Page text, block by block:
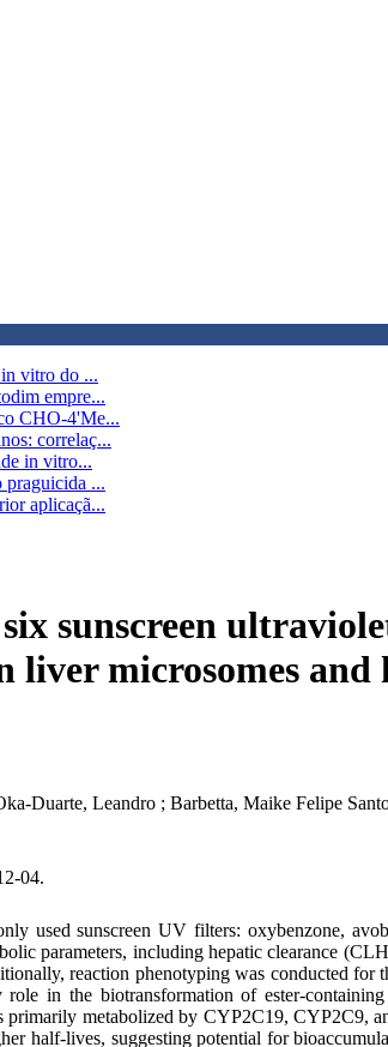
vitro do ...
empre...
CHO-4'Me...
correlaç...
in vitro...
praguicida ...
aplicaçã...
six sunscreen
liver microsomes
Duarte, Leandro ; Barbetta, Maike Felipe
04.
used sunscreen UV filters: oxybenzone,
parameters, including hepatic clearance
reaction phenotyping was conducted
in the biotransformation of ester-
metabolized by CYP2C19, CYP2C9,
half-lives, suggesting potential for